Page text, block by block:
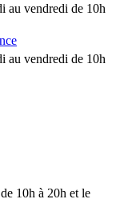
au vendredi de 10h
au vendredi de 10h
10h à 20h et le